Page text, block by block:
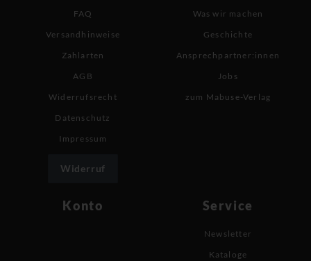
FAQ
Versandhinweise
Zahlarten
AGB
Widerrufsrecht
Datenschutz
Impressum
Widerruf
Was wir machen
Geschichte
Ansprechpartner:innen
Jobs
zum Mabuse-Verlag
Konto Service
Newsletter
Kataloge